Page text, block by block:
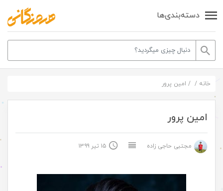
دسته‌بندی‌ها
خانه /
/ امین پرور
امین پرور
مجتبی حاجی زاده ۱۵ تیر ۱۳۹۹